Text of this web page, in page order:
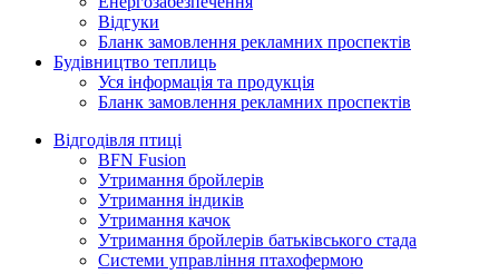
Відгуки
Бланк замовлення рекламних проспектів
Будівництво теплиць
Уся інформація та продукція
Бланк замовлення рекламних проспектів
Відгодівля птиці
BFN Fusion
Утримання бройлерів
Утримання індиків
Утримання качок
Утримання бройлерів батьківського стада
Системи управління птахофермою